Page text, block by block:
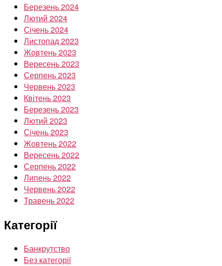
Березень 2024
Лютий 2024
Січень 2024
Листопад 2023
Жовтень 2023
Вересень 2023
Серпень 2023
Червень 2023
Квітень 2023
Березень 2023
Лютий 2023
Січень 2023
Жовтень 2022
Вересень 2022
Серпень 2022
Липень 2022
Червень 2022
Травень 2022
Категорії
Банкрутство
Без категорії